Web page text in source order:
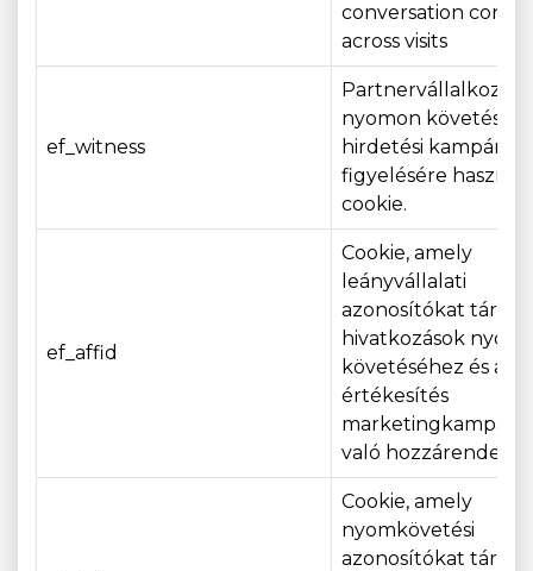
conversation
across visits
ef_witness
nyomon
hirdetési
figyelésére használt
cookie.
ef_affid
Cookie, amely
leányvállalati
azonosítókat tárol a
hivatkozások
követéséhez és az
értékesítés
való
Cookie, amely
nyomkövetési
azonosítókat tárol a